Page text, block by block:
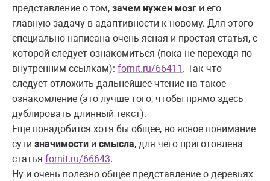
представление о том, зачем нужен мозг и его
главную задачу в адаптивности к новому. Для этого
специально написана очень ясная и простая статья, с
которой следует ознакомиться (пока не переходя по
внутренним ссылкам): fornit.ru/66411 . Так что
следует отложить дальнейшее чтение на такое
ознакомление (это лучше того, чтобы прямо здесь
дублировать длинный текст).
Еще понадобится хотя бы общее, но ясное понимание
сути значимости и смысла, для чего приготовлена
статья fornit.ru/66643.
Ну и очень полезно общее представление о деревьях